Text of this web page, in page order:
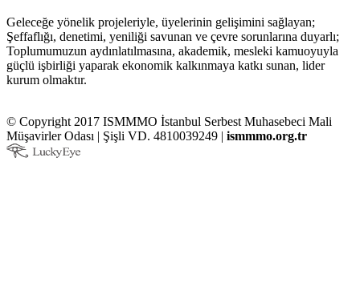
Geleceğe yönelik projeleriyle, üyelerinin gelişimini sağlayan;
Şeffaflığı, denetimi, yeniliği savunan ve çevre sorunlarına duyarlı;
Toplumumuzun aydınlatılmasına, akademik, mesleki kamuoyuyla
güçlü işbirliği yaparak ekonomik kalkınmaya katkı sunan, lider
kurum olmaktır.
© Copyright 2017 ISMMMO İstanbul Serbest Muhasebeci Mali
Müşavirler Odası | Şişli VD. 4810039249 | ismmmo.org.tr